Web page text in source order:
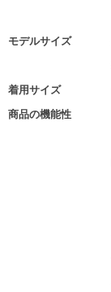
モデルサイズ
着用サイズ
商品の機能性